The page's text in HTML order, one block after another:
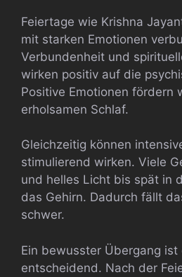
Feiertage wie Krishna
mit starken Emotionen
Verbundenheit und
wirken positiv auf die
Positive Emotionen fördern
erholsamen Schlaf.
Gleichzeitig können
stimulierend wirken. Viele
und helles Licht bis spät in
das Gehirn. Dadurch fällt
schwer.
Ein bewusster Übergang ist
entscheidend. Nach der